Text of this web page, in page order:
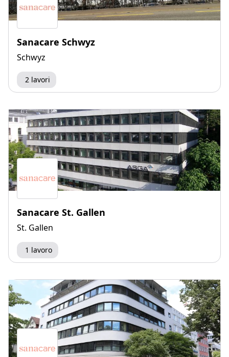
Sanacare Schwyz
Schwyz
2 lavori
Sanacare St. Gallen
St. Gallen
1 lavoro